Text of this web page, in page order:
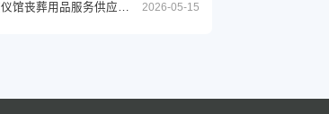
2026-05-15
济南市殡仪馆丧葬用品服务供应商采购项目公开招标招标公告